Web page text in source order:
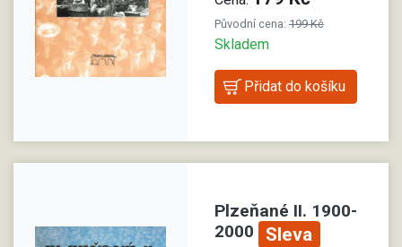
Původní cena: 199 Kč
Skladem
Plzeňané II. 1900-
2000
Sleva